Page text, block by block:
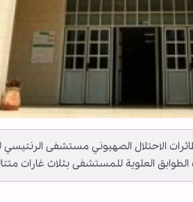
الاحتلال الصهيوني مستشفى
العلوية للمستشفى بثلاث غارات